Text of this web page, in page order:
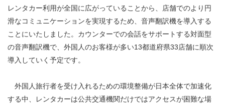
レンタカー利用が全国に広がっていることから、店舗でのより円
滑なコミュニケーションを実現するため、音声翻訳機を導入する
ことにいたしました。カウンターでの会話をサポートする対面型
の音声翻訳機で、外国人のお客様が多い13都道府県33店舗に順次
導入していく予定です。
外国人旅行者を受け入れるための環境整備が日本全体で加速化
する中、レンタカーは公共交通機関だけではアクセスが困難な場